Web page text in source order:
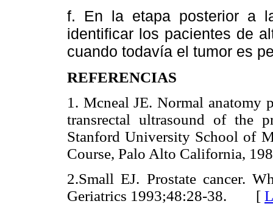
f. En la etapa posterior a
identificar los pacientes de
cuando todavía el tumor es
REFERENCIAS
1. Mcneal JE. Normal anatomy
transrectal ultrasound of the
Stanford University School of
Course, Palo Alto California,
2.Small EJ. Prostate cancer.
Geriatrics 1993;48:28-38. [